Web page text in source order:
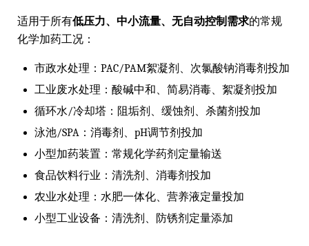
适用于所有低压力、中小流量、无自动控制需求的常规
化学加药工况：
市政水处理：PAC/PAM絮凝剂、次氯酸钠消毒剂投加
工业废水处理：酸碱中和、简易消毒、絮凝剂投加
循环水/冷却塔：阻垢剂、缓蚀剂、杀菌剂投加
泳池/SPA：消毒剂、pH调节剂投加
小型加药装置：常规化学药剂定量输送
食品饮料行业：清洗剂、消毒剂投加
农业水处理：水肥一体化、营养液定量投加
小型工业设备：清洗剂、防锈剂定量添加